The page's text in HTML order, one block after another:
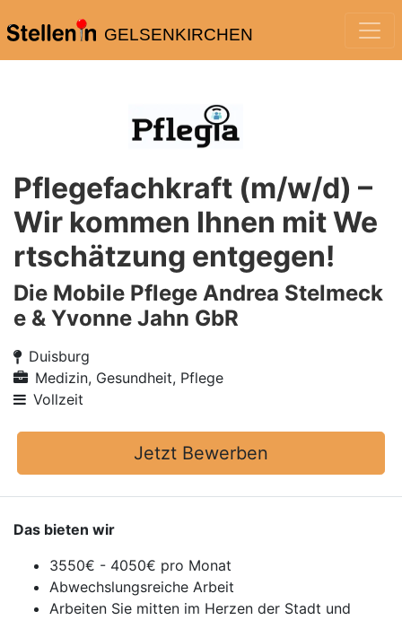
GELSENKIRCHEN
Pflegefachkraft (m/w/d) –
Wir kommen Ihnen mit We
rtschätzung entgegen!
Die Mobile Pflege Andrea Stelmeck
e & Yvonne Jahn GbR
Duisburg
Medizin, Gesundheit, Pflege
Vollzeit
Jetzt Bewerben
Das bieten wir
3550€ - 4050€ pro Monat
Abwechslungsreiche Arbeit
Arbeiten Sie mitten im Herzen der Stadt und